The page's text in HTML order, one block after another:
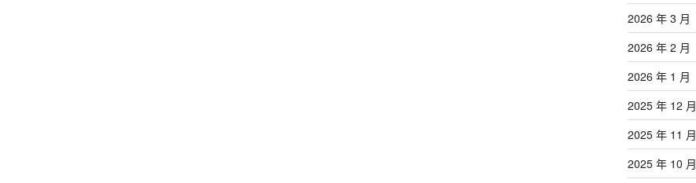
2026 年 3 月
2026 年 2 月
2026 年 1 月
2025 年 12 月
2025 年 11 月
2025 年 10 月